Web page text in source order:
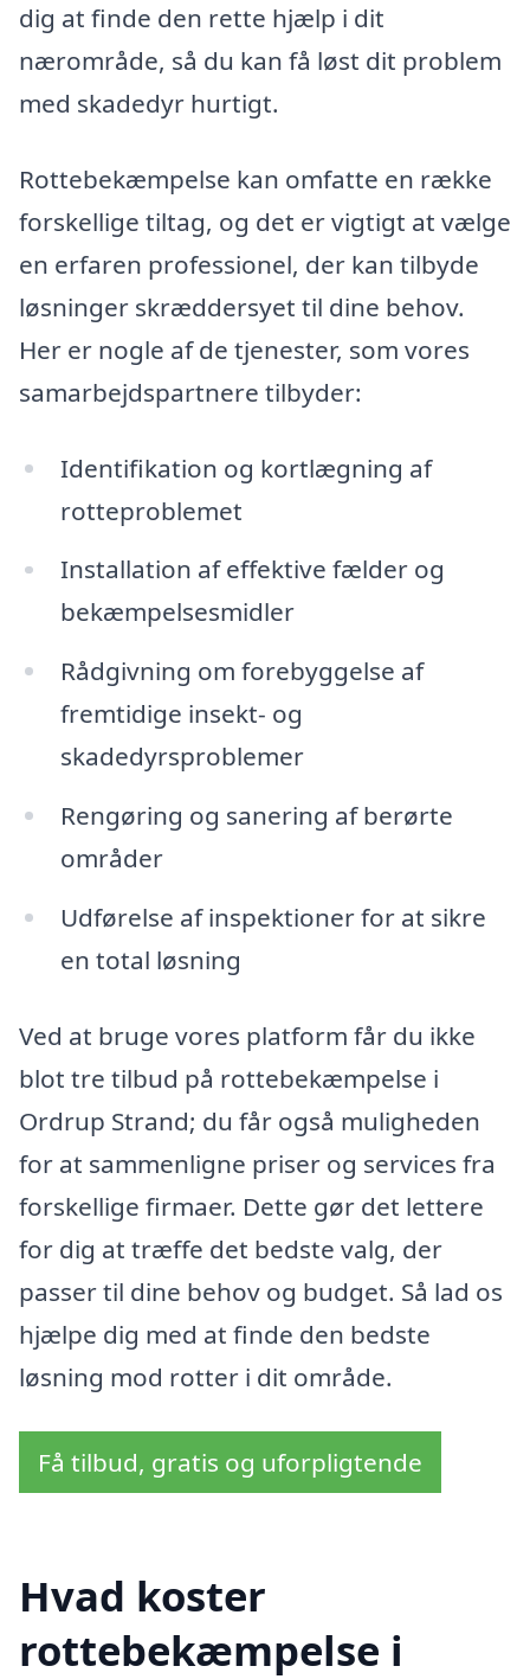
dig at finde den rette hjælp i dit
nærområde, så du kan få løst dit problem
med skadedyr hurtigt.
Rottebekæmpelse kan omfatte en række
forskellige tiltag, og det er vigtigt at vælge
en erfaren professionel, der kan tilbyde
løsninger skræddersyet til dine behov.
Her er nogle af de tjenester, som vores
samarbejdspartnere tilbyder:
Identifikation og kortlægning af
rotteproblemet
Installation af effektive fælder og
bekæmpelsesmidler
Rådgivning om forebyggelse af
fremtidige insekt- og
skadedyrsproblemer
Rengøring og sanering af berørte
områder
Udførelse af inspektioner for at sikre
en total løsning
Ved at bruge vores platform får du ikke
blot tre tilbud på rottebekæmpelse i
Ordrup Strand; du får også muligheden
for at sammenligne priser og services fra
forskellige firmaer. Dette gør det lettere
for dig at træffe det bedste valg, der
passer til dine behov og budget. Så lad os
hjælpe dig med at finde den bedste
løsning mod rotter i dit område.
Få tilbud, gratis og uforpligtende
Hvad koster
rottebekæmpelse i